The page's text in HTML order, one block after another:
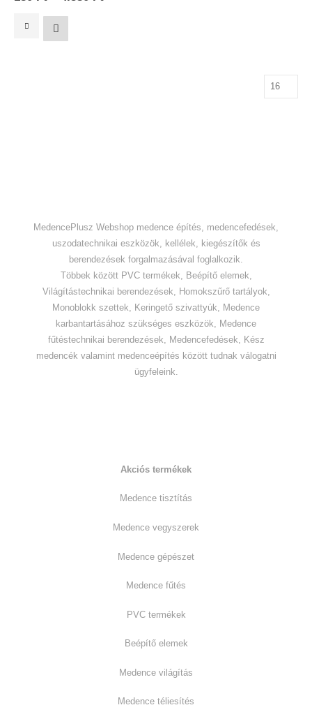
MedencePlusz Webshop medence építés, medencefedések,
uszodatechnikai eszközök, kellélek, kiegészítők és
berendezések forgalmazásával foglalkozik.
Többek között PVC termékek, Beépítő elemek,
Világítástechnikai berendezések, Homokszűrő tartályok,
Monoblokk szettek, Keringető szivattyúk, Medence
karbantartásához szükséges eszközök, Medence
fűtéstechnikai berendezések, Medencefedések, Kész
medencék valamint medenceépítés között tudnak válogatni
ügyfeleink.
Akciós termékek
Medence tisztítás
Medence vegyszerek
Medence gépészet
Medence fűtés
PVC termékek
Beépítő elemek
Medence világítás
Medence téliesítés